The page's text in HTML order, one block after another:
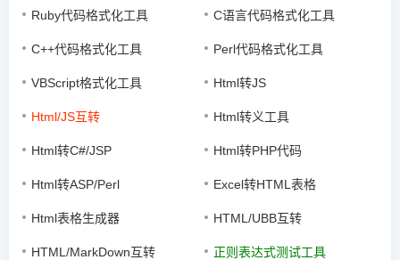
Ruby代码格式化工具 C语言代码格式化工具
C++代码格式化工具 Perl代码格式化工具
VBScript格式化工具 Html转JS
Html/JS互转 Html转义工具
Html转C#/JSP Html转PHP代码
Html转ASP/Perl Excel转HTML表格
Html表格生成器 HTML/UBB互转
HTML/MarkDown互转 正则表达式测试工具